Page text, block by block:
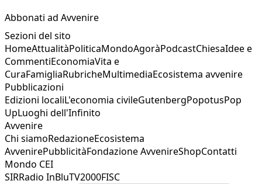
Abbonati ad Avvenire
Sezioni del sito
HomeAttualitàPoliticaMondoAgoràPodcastChiesaIdee e
CommentiEconomiaVita e
CuraFamigliaRubricheMultimediaEcosistema avvenire
Pubblicazioni
Edizioni localiL'economia civileGutenbergPopotusPop
UpLuoghi dell'Infinito
Avvenire
Chi siamoRedazioneEcosistema
AvvenirePubblicitàFondazione AvvenireShopContatti
Mondo CEI
SIRRadio InBluTV2000FISC